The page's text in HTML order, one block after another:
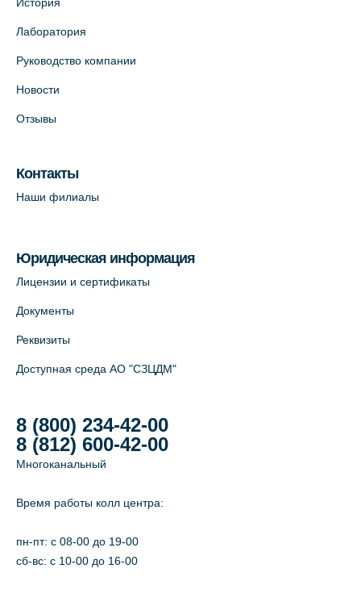
Лаборатория
Руководство компании
Новости
Отзывы
Контакты
Наши филиалы
Юридическая информация
Лицензии и сертификаты
Документы
Реквизиты
Доступная среда АО "СЗЦДМ"
8 (800) 234-42-00
8 (812) 600-42-00
Многоканальный
Время работы колл центра:
пн-пт: c 08-00 до 19-00
сб-вс: с 10-00 до 16-00